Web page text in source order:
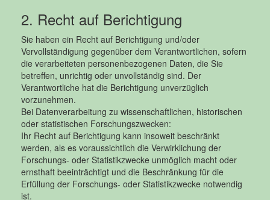
2. Recht auf Berichtigung
Sie haben ein Recht auf Berichtigung und/oder
Vervollständigung gegenüber dem Verantwortlichen, sofern
die verarbeiteten personenbezogenen Daten, die Sie
betreffen, unrichtig oder unvollständig sind. Der
Verantwortliche hat die Berichtigung unverzüglich
vorzunehmen.
Bei Datenverarbeitung zu wissenschaftlichen, historischen
oder statistischen Forschungszwecken:
Ihr Recht auf Berichtigung kann insoweit beschränkt
werden, als es voraussichtlich die Verwirklichung der
Forschungs- oder Statistikzwecke unmöglich macht oder
ernsthaft beeinträchtigt und die Beschränkung für die
Erfüllung der Forschungs- oder Statistikzwecke notwendig
ist.